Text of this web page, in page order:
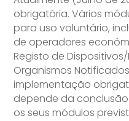
obrigatória. Vários
para uso voluntário,
de operadores
Registo de
Organismos
implementação
depende da
os seus módulos